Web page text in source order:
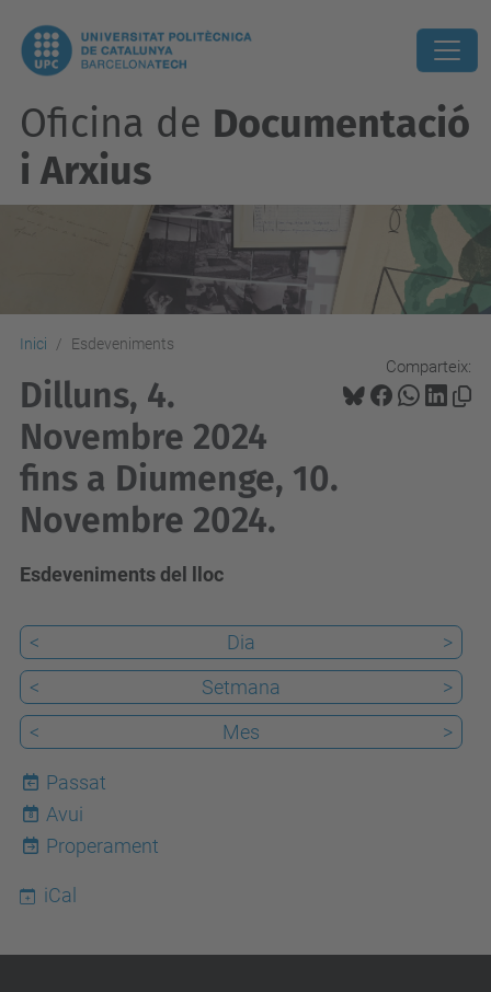
Oficina de Documentació
i Arxius
Inici Esdeveniments
Comparteix:
Dilluns, 4.
Novembre 2024
fins a Diumenge, 10.
Novembre 2024.
Esdeveniments del lloc
< Dia
>
<
Setmana
>
<
Mes >
Passat
8
Avui
Properament
iCal